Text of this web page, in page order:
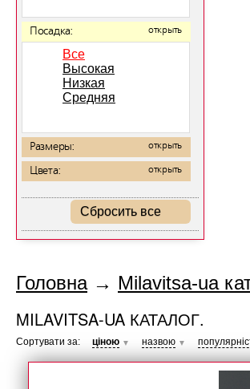
Посадка: открыть
Все
Высокая
Низкая
Средняя
Размеры: открыть
Цвета: открыть
Сбросить все
Головна→ Milavitsa-ua
MILAVITSA-UA КАТАЛОГ.
Сортувати за: ціною ▼ назвою ▼